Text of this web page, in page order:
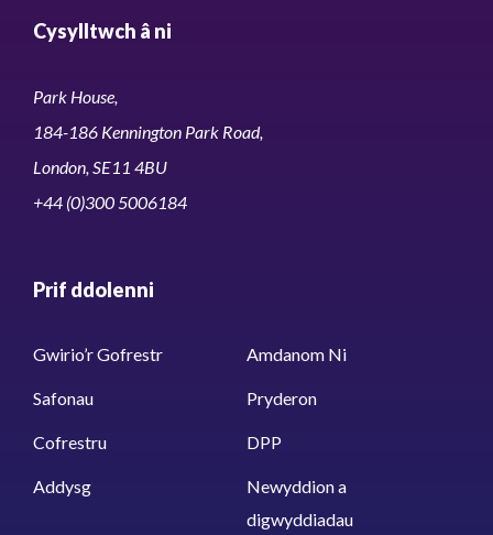
Cysylltwch â ni
Park House,
184-186 Kennington Park Road,
London, SE11 4BU
+44 (0)300 5006184
Prif ddolenni
Gwirio’r Gofrestr Amdanom Ni
Safonau Pryderon
Cofrestru DPP
Addysg
Newyddion a
digwyddiadau